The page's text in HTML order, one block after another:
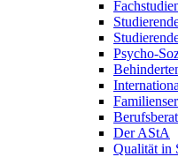
Psycho-
Der AStA
Qualität in